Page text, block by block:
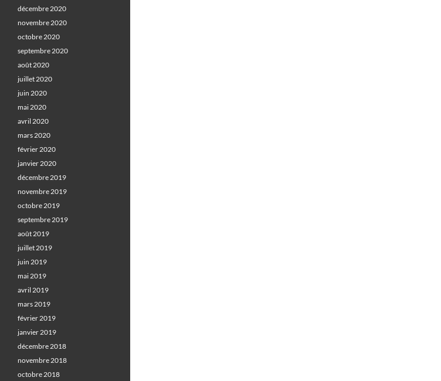
décembre 2020
novembre 2020
octobre 2020
septembre 2020
août 2020
juillet 2020
juin 2020
mai 2020
avril 2020
mars 2020
février 2020
janvier 2020
décembre 2019
novembre 2019
octobre 2019
septembre 2019
août 2019
juillet 2019
juin 2019
mai 2019
avril 2019
mars 2019
février 2019
janvier 2019
décembre 2018
novembre 2018
octobre 2018